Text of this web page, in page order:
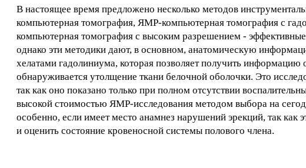
В настоящее время предложено несколько методов
компьютерная томография, ЯМР-компьютерная томография с
компьютерная томография с высоким разрешением -
однако эти методики дают, в основном, анатомическую
хелатами гадолиниума, которая позволяет получить
обнаруживается утолщение ткани белочной оболочки. Это
так как оно показано только при полном отсутствии
высокой стоимостью ЯМР-исследования методом выбора на
особенно, если имеет место анамнез нарушений эрекций, так как
и оценить состояние кровеносной системы полового члена.